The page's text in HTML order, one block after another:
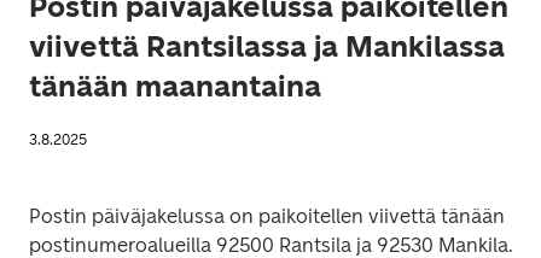
viivettä Rantsilassa ja Mankilassa
tänään maanantaina
3.8.2025
Postin päiväjakelussa on paikoitellen viivettä tänään
postinumeroalueilla 92500 Rantsila ja 92530 Mankila.